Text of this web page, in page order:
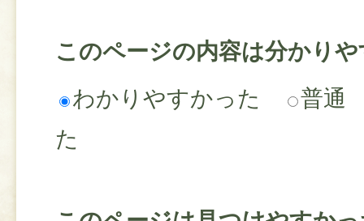
このページの内容は分かり
わかりやすかった
普通
た